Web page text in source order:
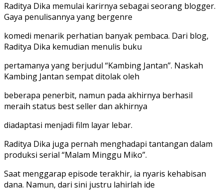
Raditya Dika memulai karirnya sebagai seorang blogger.
Gaya penulisannya yang bergenre
komedi menarik perhatian banyak pembaca. Dari blog,
Raditya Dika kemudian menulis buku
pertamanya yang berjudul “Kambing Jantan”. Naskah
Kambing Jantan sempat ditolak oleh
beberapa penerbit, namun pada akhirnya berhasil
meraih status best seller dan akhirnya
diadaptasi menjadi film layar lebar.
Raditya Dika juga pernah menghadapi tantangan dalam
produksi serial “Malam Minggu Miko”.
Saat menggarap episode terakhir, ia nyaris kehabisan
dana. Namun, dari sini justru lahirlah ide